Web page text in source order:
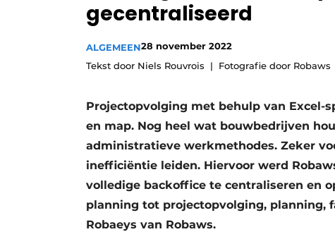
Vacature aanmelden
Vacatures
Video’s
gecentraliseerd
ALGEMEEN28 november 2022
Tekst door Niels Rouvrois
Fotografie door Robaws
Projectopvolging met behulp van Excel-
en map. Nog heel wat bouwbedrijven
administratieve werkmethodes. Zeker
inefficiëntie leiden. Hiervoor werd
volledige backoffice te centraliseren en
planning tot projectopvolging, planning,
Robaeys van Robaws.